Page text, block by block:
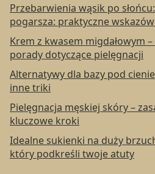
Przebarwienia wąsik po słońcu:
pogarsza: praktyczne
Krem z kwasem migdałowym
porady dotyczące pielęgnacji
Alternatywy dla bazy pod
inne triki
Pielęgnacja męskiej skóry –
kluczowe kroki
Idealne sukienki na duży
który podkreśli twoje atuty